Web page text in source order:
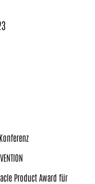
Product Award für